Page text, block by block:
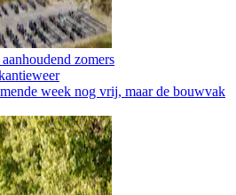
zomers
week nog vrij, maar de bouwvak